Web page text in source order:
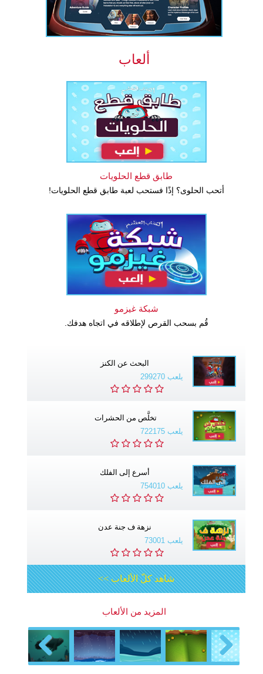
ألعاب
طابق قطع الحلويات
أتحب الحلوى؟ إذًا فستحب لعبة طابق قطع الحلويات!
شبكة غيزمو
قُم بسحب القرص لإطلاقه في اتجاه هدفك.
البحث عن الكنز
يلعب 299270
تخلَّص من الحشرات
يلعب 722175
أسرع إلى الفلك
يلعب 754010
نزهة ف جنة عدن
يلعب 73001
شاهد كلّ الألعاب >>
المزيد من الألعاب
Previous Next